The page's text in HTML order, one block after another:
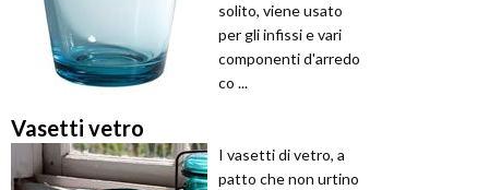
solito, viene usato
per gli infissi e vari
componenti d'arredo
co ...
Vasetti vetro
I vasetti di vetro, a
patto che non urtino